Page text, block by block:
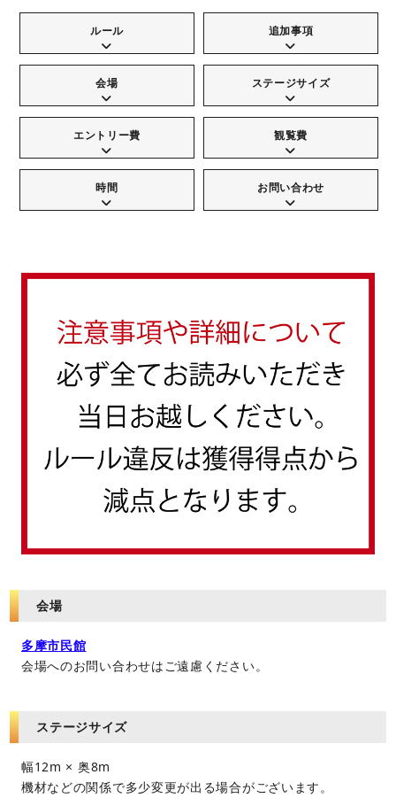
ルール 追加事項
会場 ステージサイズ
エントリー費 観覧費
時間 お問い合わせ
会場
多摩市民館
会場へのお問い合わせはご遠慮ください。
ステージサイズ
幅12m × 奥8m
機材などの関係で多少変更が出る場合がございます。